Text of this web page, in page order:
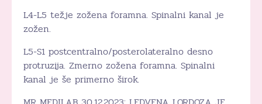
L4-L5 težje zožena foramna. Spinalni kanal je
zožen.
L5-S1 postcentralno/posterolateralno desno
protruzija. Zmerno zožena foramna. Spinalni
kanal je še primerno širok.